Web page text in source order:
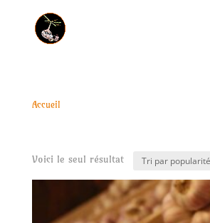
Accueil
Voici le seul résultat